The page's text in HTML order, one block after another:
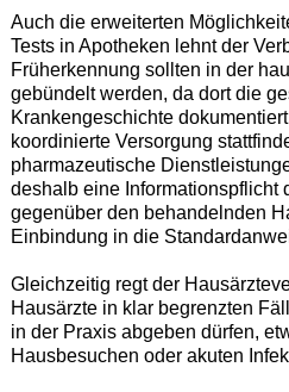
Auch die erweiterten
Tests in Apotheken lehnt der
Früherkennung sollten in der
gebündelt werden, da dort die
Krankengeschichte
koordinierte Versorgung
pharmazeutische
deshalb eine Informationspflicht
gegenüber den behandelnden
Einbindung in die
Gleichzeitig regt der
Hausärzte in klar begrenzten
in der Praxis abgeben dürfen,
Hausbesuchen oder akuten